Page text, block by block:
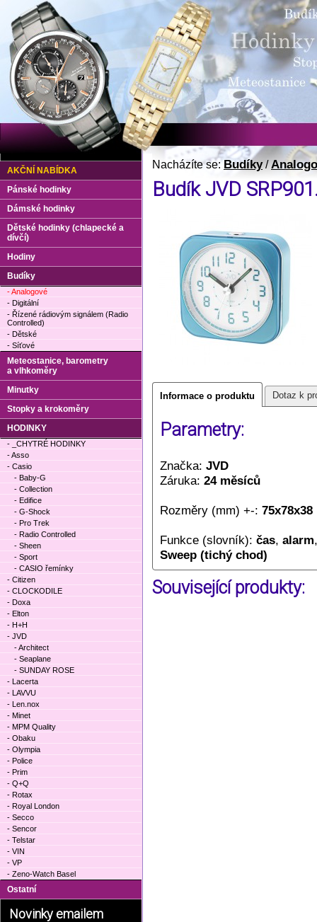
Nacházíte se:Budíky/
Budík JVD
Informace o produktu Dotaz k
Parametry:
Značka: JVD
Záruka: 24 měsíců
Rozměry (mm) +-: 75x78x38
Funkce (slovník): čas, alarm
Sweep (tichý chod)
Související produkty:
AKČNÍ NABÍDKA
Pánské hodinky
Dámské hodinky
Dětské hodinky (chlapecké a
dívčí)
Hodiny
Budíky
- Analogové
- Digitální
- Řízené rádiovým signálem (Radio
Controlled)
- Dětské
- Síťové
Meteostanice, barometry
a vlhkoměry
Minutky
Stopky a krokoměry
HODINKY
- _CHYTRÉ HODINKY
- Asso
- Casio
- Baby-G
- Collection
- Edifice
- G-Shock
- Pro Trek
- Radio Controlled
- Sheen
- Sport
- CASIO řemínky
- Citizen
- CLOCKODILE
- Doxa
- Elton
- H+H
- JVD
- Architect
- Seaplane
- SUNDAY ROSE
- Lacerta
- LAVVU
- Len.nox
- Minet
- MPM Quality
- Obaku
- Olympia
- Police
- Prim
- Q+Q
- Rotax
- Royal London
- Secco
- Sencor
- Telstar
- VIN
- VP
- Zeno-Watch Basel
Ostatní
Novinky emailem